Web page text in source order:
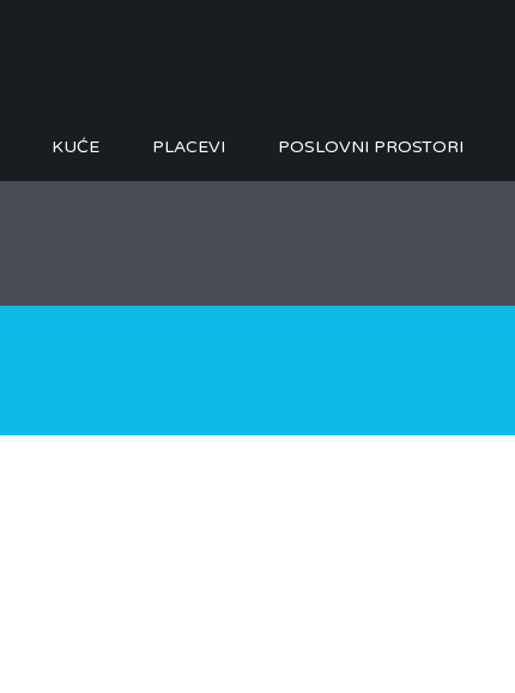
KUĆE PLACEVI POSLOVNI PROSTORI